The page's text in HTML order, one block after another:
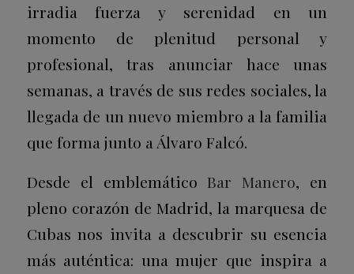
irradia fuerza y serenidad en un
momento de plenitud personal y
profesional, tras anunciar hace unas
semanas, a través de sus redes sociales, la
llegada de un nuevo miembro a la familia
que forma junto a Álvaro Falcó.
Desde el emblemático Bar Manero, en
pleno corazón de Madrid, la marquesa de
Cubas nos invita a descubrir su esencia
más auténtica: una mujer que inspira a